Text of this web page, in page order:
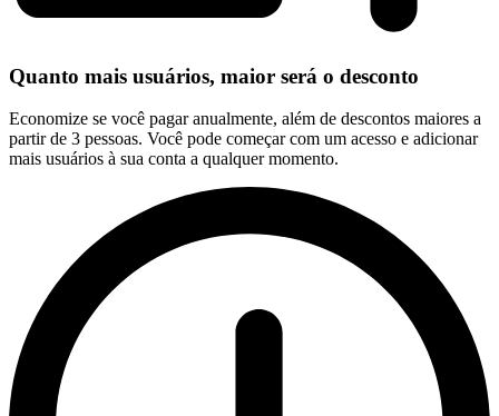
Quanto mais usuários, maior será o desconto
Economize se você pagar anualmente, além de descontos maiores a
partir de 3 pessoas. Você pode começar com um acesso e adicionar
mais usuários à sua conta a qualquer momento.